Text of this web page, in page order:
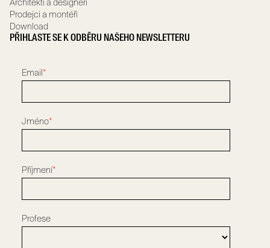
Architekti a designéři
Prodejci a montéři
Download
PŘIHLASTE SE K ODBĚRU NAŠEHO NEWSLETTERU
Email *
Jméno*
Příjmení*
Profese